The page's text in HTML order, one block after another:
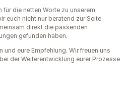
die netten Worte zu unserem
euch nicht nur beratend zur Seite
direkt die passenden
gefunden haben.
und eure Empfehlung. Wir freuen uns
der Weiterentwicklung eurer Prozesse